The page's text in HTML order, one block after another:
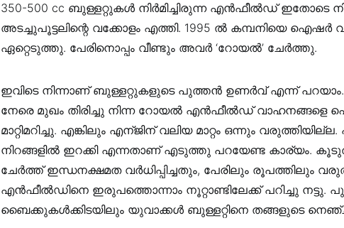
350-500 cc ബുള്ളറ്റുകള്‍ നിര്‍മിച്ചിരുന്ന എൻഫീൽഡ് ഇതോടെ
അടച്ചുപൂട്ടലിന്റെ വക്കോളം എത്തി. 1995 ല്‍ കമ്പനിയെ ഐഷര്‍
ഏറ്റെടുത്തു. പേരിനൊപ്പം വീണ്ടും അവര്‍ ‘റോയല്‍’ ചേര്‍ത്തു.
ഇവിടെ നിന്നാണ് ബുള്ളറ്റുകളുടെ പുത്തന്‍ ഉണര്‍വ് എന്ന് പറയാം.
നേരെ മുഖം തിരിച്ചു നിന്ന റോയല്‍ എൻഫീൽഡ് വാഹനങ്ങളെ
മാറ്റിമറിച്ചു. എങ്കിലും എന്ജിന് വലിയ മാറ്റം ഒന്നും
നിറങ്ങളില്‍ ഇറക്കി എന്നതാണ് എടുത്തു പറയേണ്ട കാര്യം.
ചേര്‍ത്ത് ഇന്ധനക്ഷമത വര്‍ധിപ്പിച്ചതും, പേരിലും രൂപത്തിലും
എൻഫീൽഡിനെ ഇരുപത്തൊന്നാം നൂറ്റാണ്ടിലേക്ക് പറിച്ചു
ബൈക്കുകൾക്കിടയിലും യുവാക്കള്‍ ബുള്ളറ്റിനെ തങ്ങളുടെ